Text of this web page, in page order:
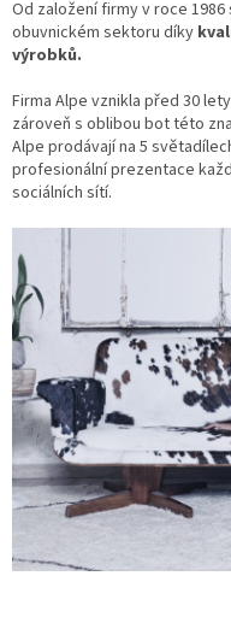
Od založení firmy v roce
obuvnickém sektoru díky
výrobků.
Firma Alpe vznikla před 30
zároveň s oblibou bot této
Alpe prodávají na 5
profesionální prezentace
sociálních sítí.